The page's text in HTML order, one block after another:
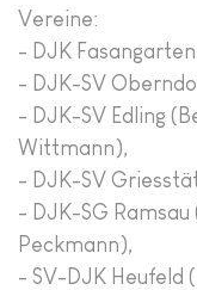
Vereine:
- DJK
- DJK-SV
- DJK-SV Edling
Wittmann),
- DJK-SV
- DJK-SG
Peckmann),
- SV-DJK Heufeld